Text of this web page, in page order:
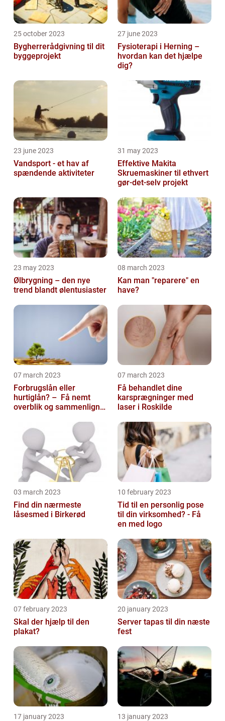
25 october 2023
Bygherrerådgivning til dit
byggeprojekt
27 june 2023
Fysioterapi i Herning –
hvordan kan det hjælpe
dig?
23 june 2023
Vandsport - et hav af
spændende aktiviteter
31 may 2023
Effektive Makita
Skruemaskiner til ethvert
gør-det-selv projekt
23 may 2023
Ølbrygning – den nye
trend blandt ølentusiaster
08 march 2023
Kan man "reparere" en
have?
07 march 2023
Forbrugslån eller
hurtiglån? – Få nemt
overblik og sammenlign
07 march 2023
Få behandlet dine
karsprægninger med
laser i Roskilde
03 march 2023
Find din nærmeste
låsesmed i Birkerød
10 february 2023
Tid til en personlig pose
til din virksomhed? - Få
en med logo
07 february 2023
Skal der hjælp til den
plakat?
20 january 2023
Server tapas til din næste
fest
17 january 2023 13 january 2023